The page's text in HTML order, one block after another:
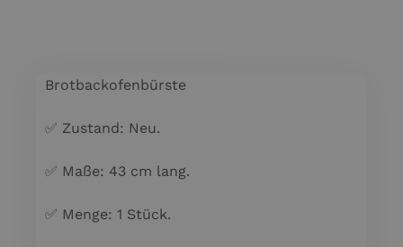
Brotbackofenbürste
✅ Zustand: Neu.
✅ Maße: 43 cm lang.
✅ Menge: 1 Stück.